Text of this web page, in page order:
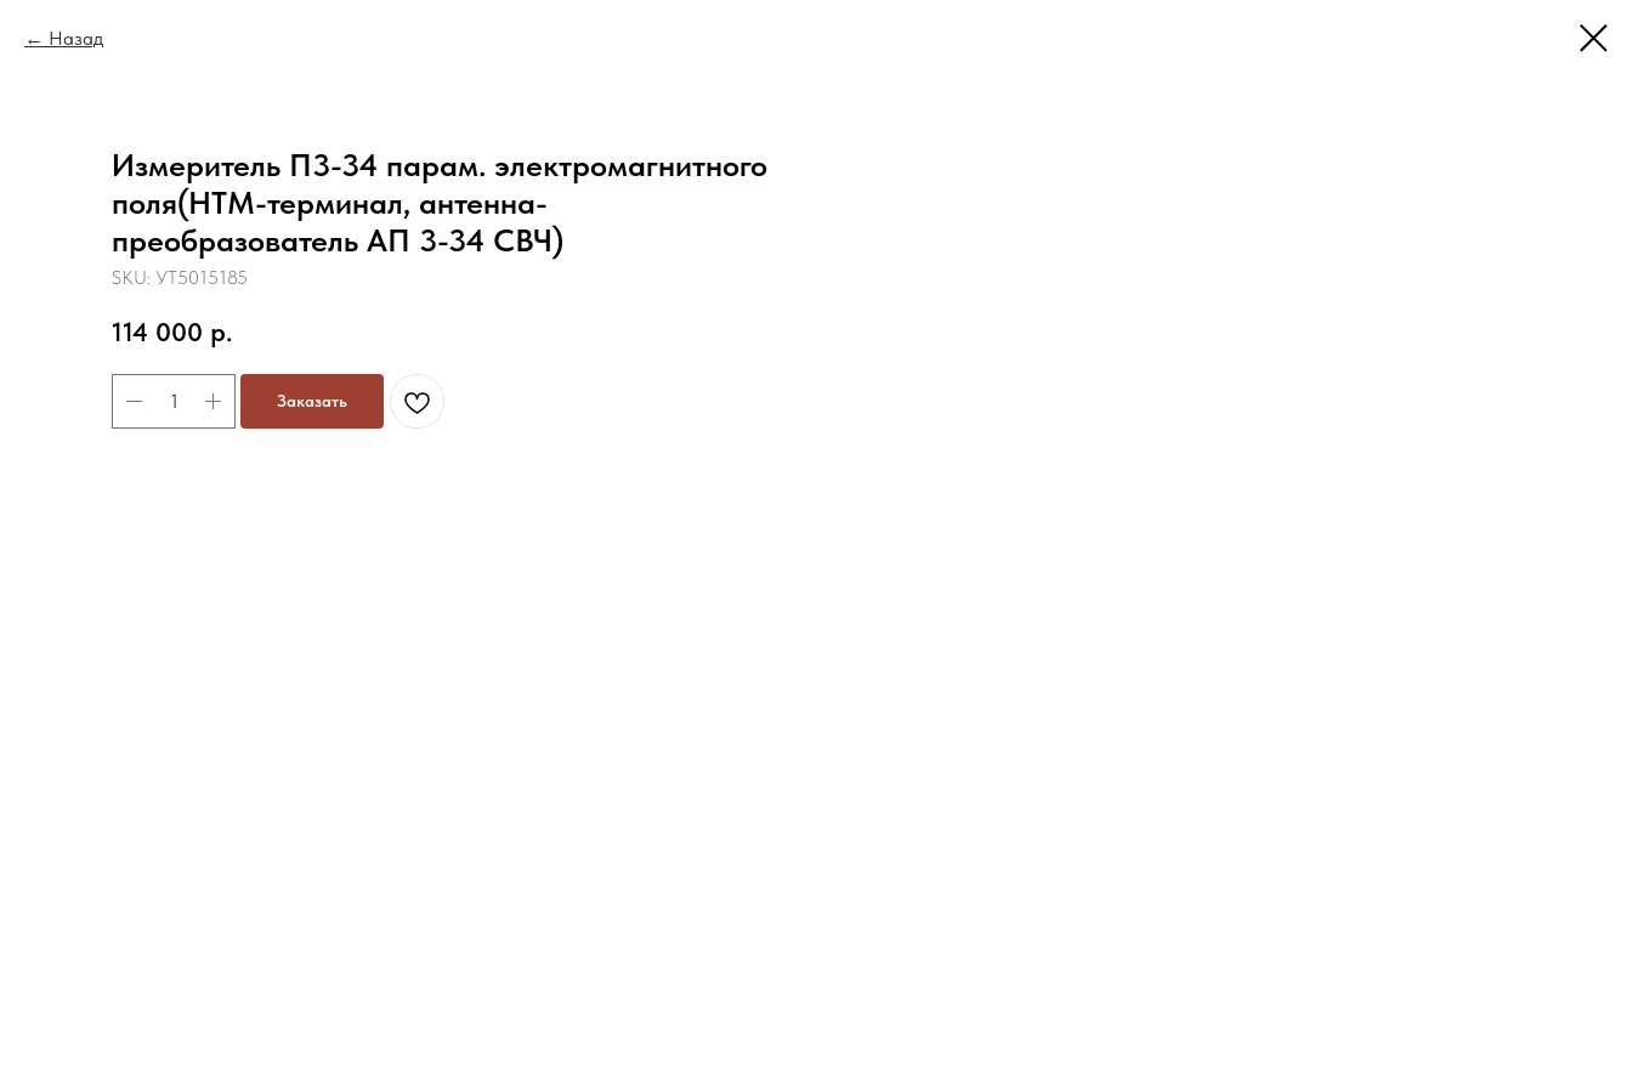
Назад
Измеритель П3-34 парам. электромагнитного
поля(НТМ-терминал, антенна-
преобразователь АП 3-34 СВЧ)
SKU: УТ5015185
114 000 р.
Заказать